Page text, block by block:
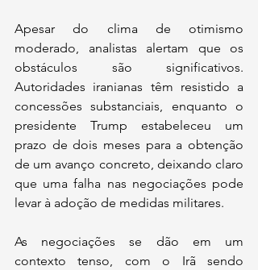
Apesar do clima de otimismo
moderado, analistas alertam que os
obstáculos são significativos.
Autoridades iranianas têm resistido a
concessões substanciais, enquanto o
presidente Trump estabeleceu um
prazo de dois meses para a obtenção
de um avanço concreto, deixando claro
que uma falha nas negociações pode
levar à adoção de medidas militares.
As negociações se dão em um
contexto tenso, com o Irã sendo